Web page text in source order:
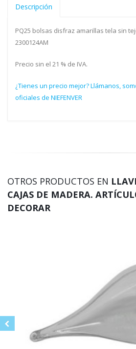
Descripción
PQ25 bolsas disfraz amarillas tela sin
2300124AM
Precio sin el 21 % de IVA.
¿Tienes un precio mejor? Llámanos,
oficiales de NIEFENVER
OTROS PRODUCTOS EN
CAJAS DE MADERA.
DECORAR